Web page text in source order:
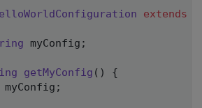
extends
myConfig ;
getMyConfig ( )
{
myConfig ;